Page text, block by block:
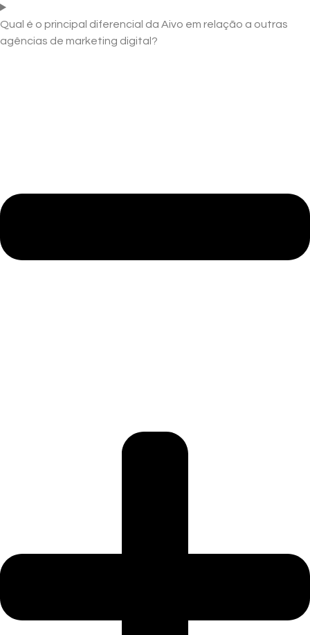
Qual é o principal diferencial da Aivo em relação a outras
agências de marketing digital?